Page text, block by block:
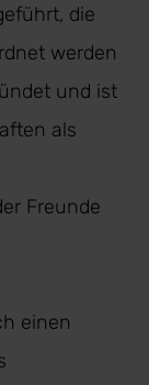
die
werden
und ist
als
Freunde
einen